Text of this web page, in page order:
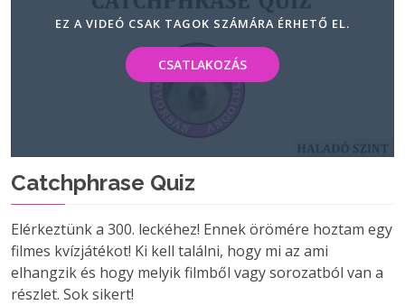
EZ A VIDEÓ CSAK TAGOK SZÁMÁRA ÉRHETŐ EL.
CSATLAKOZÁS
Catchphrase Quiz
Elérkeztünk a 300. leckéhez! Ennek örömére hoztam egy
filmes kvízjátékot! Ki kell találni, hogy mi az ami
elhangzik és hogy melyik filmből vagy sorozatból van a
részlet. Sok sikert!